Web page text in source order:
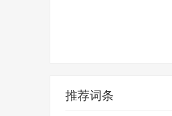
推荐词条